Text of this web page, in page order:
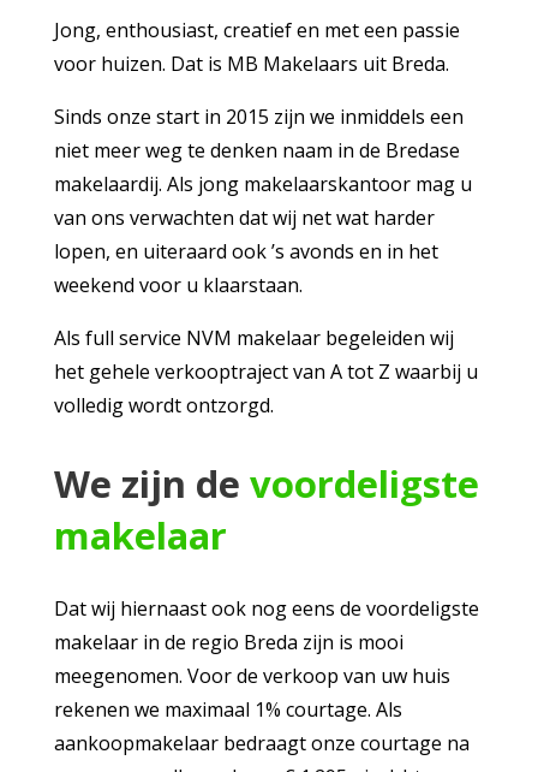
Jong, enthousiast, creatief en met een passie
voor huizen. Dat is MB Makelaars uit Breda.
Sinds onze start in 2015 zijn we inmiddels een
niet meer weg te denken naam in de Bredase
makelaardij. Als jong makelaarskantoor mag u
van ons verwachten dat wij net wat harder
lopen, en uiteraard ook ’s avonds en in het
weekend voor u klaarstaan.
Als full service NVM makelaar begeleiden wij
het gehele verkooptraject van A tot Z waarbij u
volledig wordt ontzorgd.
We zijn de voordeligste
makelaar
Dat wij hiernaast ook nog eens de voordeligste
makelaar in de regio Breda zijn is mooi
meegenomen. Voor de verkoop van uw huis
rekenen we maximaal 1% courtage. Als
aankoopmakelaar bedraagt onze courtage na